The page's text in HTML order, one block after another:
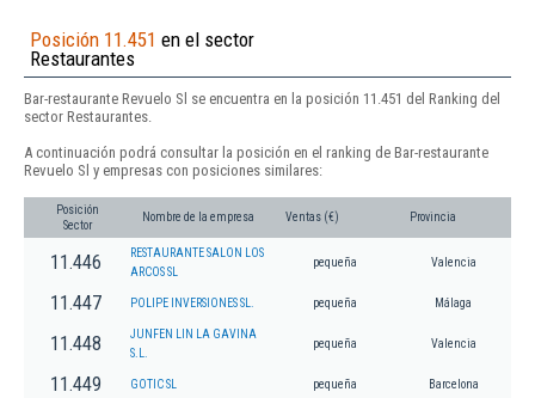
Posición 11.451 en el sector
Restaurantes
Bar-restaurante Revuelo Sl se encuentra en la posición 11.451 del Ranking del
sector Restaurantes.
A continuación podrá consultar la posición en el ranking de Bar-restaurante
Revuelo Sl y empresas con posiciones similares:
Posición
Sector
Nombre de la empresa Ventas (€) Provincia
11.446
RESTAURANTE SALON LOS
ARCOS SL
pequeña Valencia
11.447 POLIPE INVERSIONES SL. pequeña Málaga
11.448
JUNFEN LIN LA GAVINA
S.L.
pequeña Valencia
11.449 GOTIC SL pequeña Barcelona